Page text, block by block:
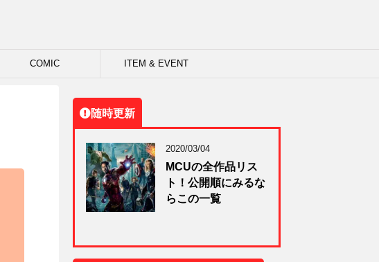
COMIC ITEM & EVENT
随時更新
2020/03/04
MCUの全作品リス
ト！公開順にみるな
らこの一覧